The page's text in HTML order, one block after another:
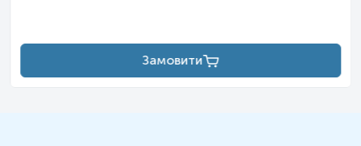
антибіотиків/антимікотиків виконується у випадках виявлення
патогенної чи умовно-патогенної флори у кількостях, що
перевищують норму.
Замовити